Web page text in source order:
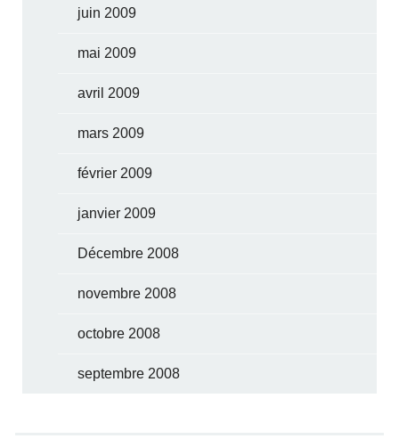
juin 2009
mai 2009
avril 2009
mars 2009
février 2009
janvier 2009
Décembre 2008
novembre 2008
octobre 2008
septembre 2008